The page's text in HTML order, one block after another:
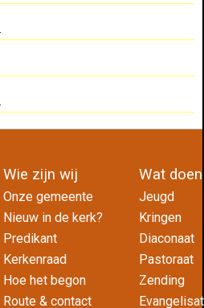
Wie zijn wij Wat
Onze gemeente
Jeugd
Nieuw in de kerk?
Kringen
Predikant
Diaconaat
Kerkenraad
Pastoraat
Hoe het begon
Zending
Route & contact